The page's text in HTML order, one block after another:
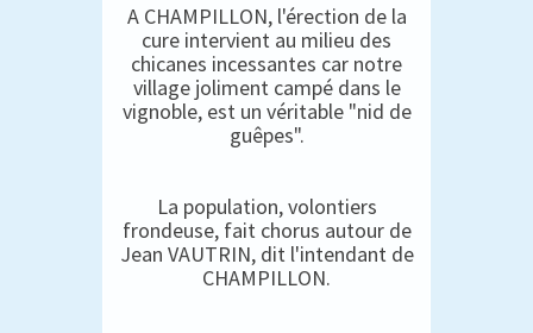
A CHAMPILLON, l'érection de la
cure intervient au milieu des
chicanes incessantes car notre
village joliment campé dans le
vignoble, est un véritable "nid de
guêpes".
La population, volontiers
frondeuse, fait chorus autour de
Jean VAUTRIN, dit l'intendant de
CHAMPILLON.